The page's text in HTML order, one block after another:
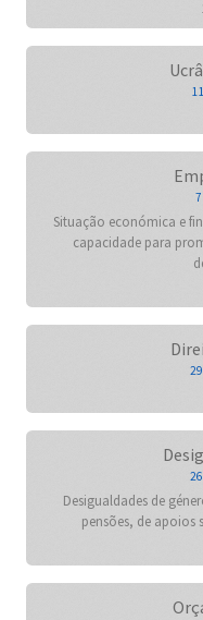
Situação económica e
capacidade para
Desigualdades de
pensões, de apoios